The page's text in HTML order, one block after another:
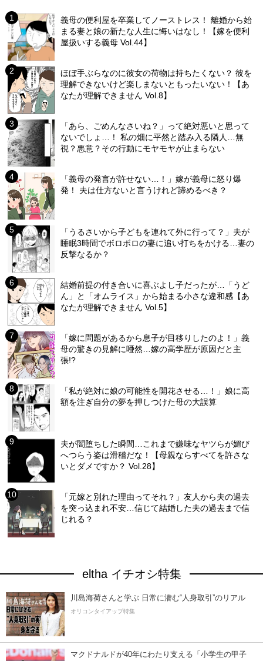
義母の便利屋を卒業してノーストレス！ 離婚から始
まる妻と娘の新たな人生に悔いはなし！【嫁を便利
屋扱いする義母 Vol.44】
ほぼ手ぶらなのに彼女の荷物は持ちたくない？ 彼を
理解できないけど楽しまないともったいない！【あ
なたが理解できません Vol.8】
「あら、ごめんなさいね？」って絶対悪いと思って
ないでしょ…！ 私の畑に平然と踏み入る隣人…無
視？悪意？その行動にモヤモヤが止まらない
「義母の発言が許せない…！」嫁が義母に怒り爆
発！ 夫は仕方ないと言うけれど諦めるべき？
「うるさいから子どもを連れて外に行って？」夫が
睡眠3時間でボロボロの妻に追い打ちをかける…妻の
反撃なるか？
結婚前提の付き合いに喜ぶよし子だったが…「うど
ん」と「オムライス」から始まる小さな違和感【あ
なたが理解できません Vol.5】
「嫁に問題があるから息子が目移りしたのよ！」義
母の驚きの見解に唖然…嫁の高学歴が原因だと主
張!?
「私が絶対に娘の可能性を開花させる…！」娘に高
額を注ぎ自分の夢を押しつけた母の大誤算
夫が闇堕ちした瞬間…これまで嫌味なヤツらが媚び
へつらう姿は滑稽だな！【母親ならすべてを許さな
いとダメですか？ Vol.28】
「元嫁と別れた理由ってそれ？」友人から夫の過去
を突っ込まれ不安…信じて結婚した夫の過去まで信
じれる？
eltha イチオシ特集
川島海荷さんと学ぶ 日常に潜む“人身取引”のリアル
オリコンタイアップ特集
マクドナルドが40年にわたり支える「小学生の甲子